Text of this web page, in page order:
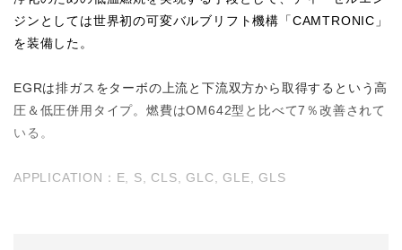
ジンとしては世界初の可変バルブリフト機構「CAMTRONIC」
を装備した。
EGRは排ガスをターボの上流と下流双方から取得するという高
圧＆低圧併用タイプ。燃費はOM642型と比べて7％改善されて
いる。
APPLICATION：E, S, CLS, GLC, GLE, GLS